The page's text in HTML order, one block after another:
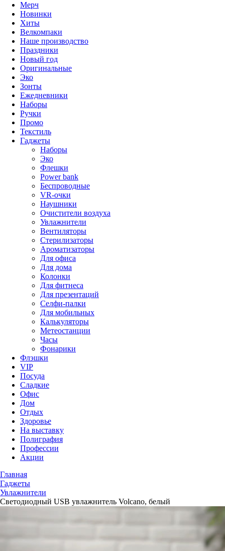
Мерч
Новинки
Хиты
Велкомпаки
Наше производство
Праздники
Новый год
Оригинальные
Эко
Зонты
Ежедневники
Наборы
Ручки
Промо
Текстиль
Гаджеты
Наборы
Эко
Флешки
Power bank
Беспроводные
VR-очки
Наушники
Очистители воздуха
Увлажнители
Вентиляторы
Стерилизаторы
Ароматизаторы
Для офиса
Для дома
Колонки
Для фитнеса
Для презентаций
Селфи-палки
Для мобильных
Калькуляторы
Метеостанции
Часы
Фонарики
Флэшки
VIP
Посуда
Сладкие
Офис
Дом
Отдых
Здоровье
На выставку
Полиграфия
Профессии
Акции
Главная
Гаджеты
Увлажнители
Светодиодный USB увлажнитель Volcano, белый